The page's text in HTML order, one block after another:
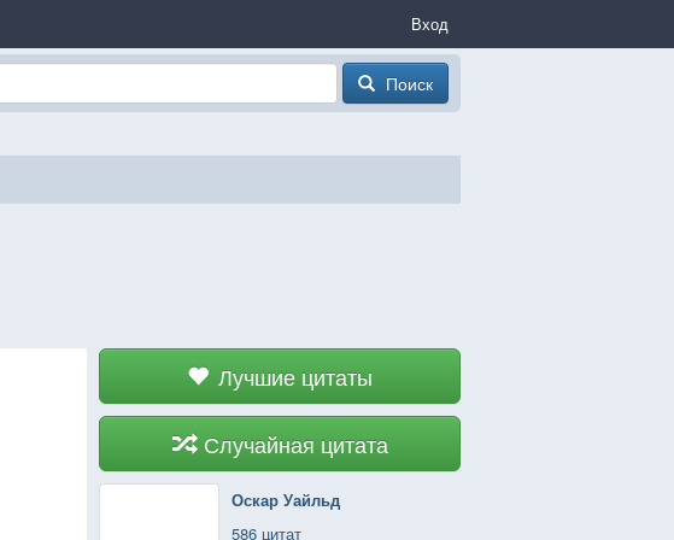
Вход
Поиск
Лучшие цитаты
Случайная цитата
Оскар Уайльд
586 цитат